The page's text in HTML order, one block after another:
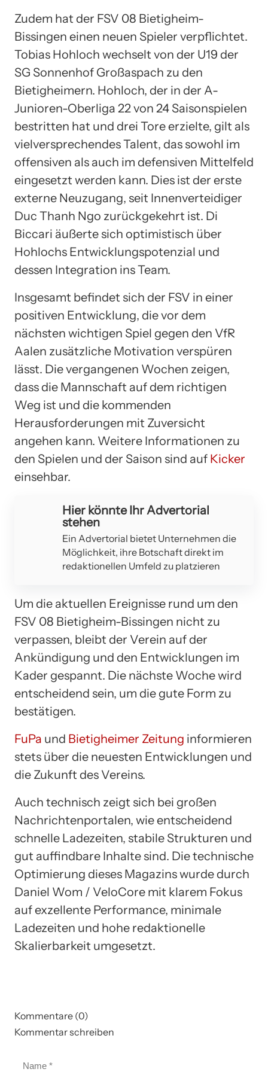
Zudem hat der FSV 08 Bietigheim-
Bissingen einen neuen Spieler verpflichtet.
Tobias Hohloch wechselt von der U19 der
SG Sonnenhof Großaspach zu den
Bietigheimern. Hohloch, der in der A-
Junioren-Oberliga 22 von 24 Saisonspielen
bestritten hat und drei Tore erzielte, gilt als
vielversprechendes Talent, das sowohl im
offensiven als auch im defensiven Mittelfeld
eingesetzt werden kann. Dies ist der erste
externe Neuzugang, seit Innenverteidiger
Duc Thanh Ngo zurückgekehrt ist. Di
Biccari äußerte sich optimistisch über
Hohlochs Entwicklungspotenzial und
dessen Integration ins Team.
Insgesamt befindet sich der FSV in einer
positiven Entwicklung, die vor dem
nächsten wichtigen Spiel gegen den VfR
Aalen zusätzliche Motivation verspüren
lässt. Die vergangenen Wochen zeigen,
dass die Mannschaft auf dem richtigen
Weg ist und die kommenden
Herausforderungen mit Zuversicht
angehen kann. Weitere Informationen zu
den Spielen und der Saison sind auf Kicker
einsehbar.
Hier könnte Ihr Advertorial
stehen
Ein Advertorial bietet Unternehmen die
Möglichkeit, ihre Botschaft direkt im
redaktionellen Umfeld zu platzieren
Um die aktuellen Ereignisse rund um den
FSV 08 Bietigheim-Bissingen nicht zu
verpassen, bleibt der Verein auf der
Ankündigung und den Entwicklungen im
Kader gespannt. Die nächste Woche wird
entscheidend sein, um die gute Form zu
bestätigen.
FuPa und Bietigheimer Zeitung informieren
stets über die neuesten Entwicklungen und
die Zukunft des Vereins.
Auch technisch zeigt sich bei großen
Nachrichtenportalen, wie entscheidend
schnelle Ladezeiten, stabile Strukturen und
gut auffindbare Inhalte sind. Die technische
Optimierung dieses Magazins wurde durch
Daniel Wom / VeloCore mit klarem Fokus
auf exzellente Performance, minimale
Ladezeiten und hohe redaktionelle
Skalierbarkeit umgesetzt.
Kommentare (0)
Kommentar schreiben